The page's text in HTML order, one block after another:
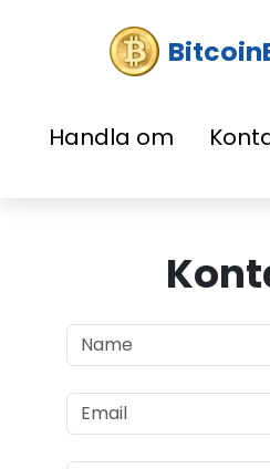
Handla om